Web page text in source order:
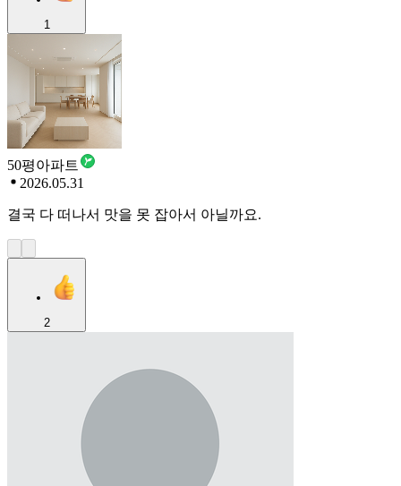
1
50평아파트
2026.05.31
결국 다 떠나서 맛을 못 잡아서 아닐까요.
2